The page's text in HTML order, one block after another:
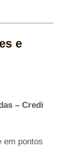
e
– Credi
em pontos